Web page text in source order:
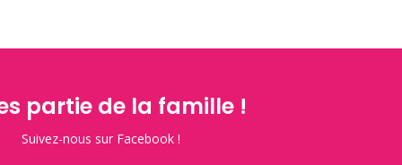
partie de la famille !
Suivez-nous sur Facebook !